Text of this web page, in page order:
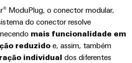
ModuPlug, o conector modular,
do conector resolve
mais funcionalidade em
reduzido e, assim, também
individual dos diferentes